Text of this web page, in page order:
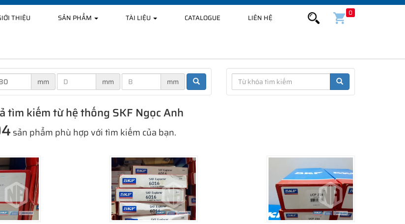
THIỆU SẢN PHẨM TÀI LIỆU CATALOGUE LIÊN HỆ
0
mm mm mm
tìm kiếm từ hệ thống SKF Ngọc Anh
sản phẩm phù hợp với tìm kiếm của bạn.